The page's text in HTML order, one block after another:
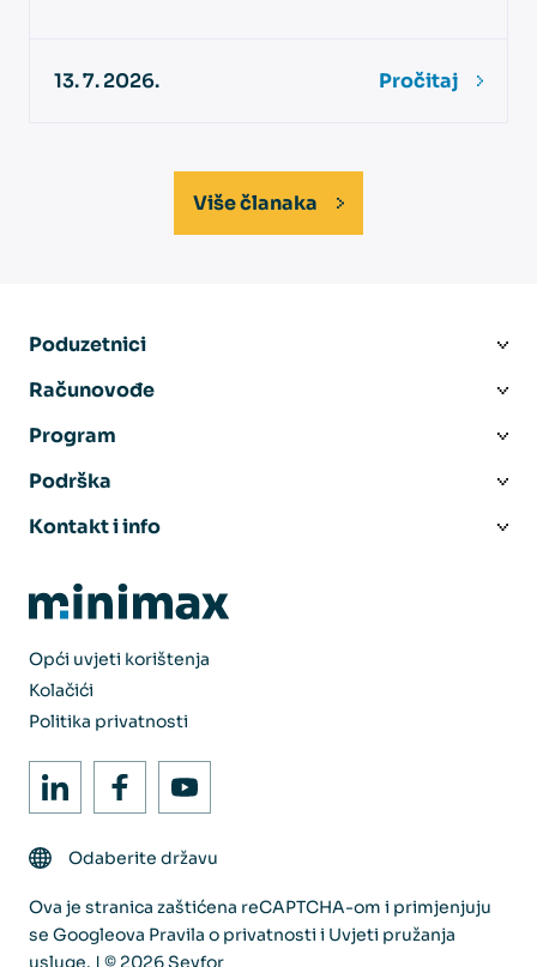
13. 7. 2026. Pročitaj
Više članaka
Poduzetnici
Računovođe
Program
Podrška
Kontakt i info
Opći uvjeti korištenja
Kolačići
Politika privatnosti
Odaberite državu
Ova je stranica zaštićena reCAPTCHA-om i primjenjuju
se Googleova Pravila o privatnosti i Uvjeti pružanja
usluge. | © 2026 Seyfor